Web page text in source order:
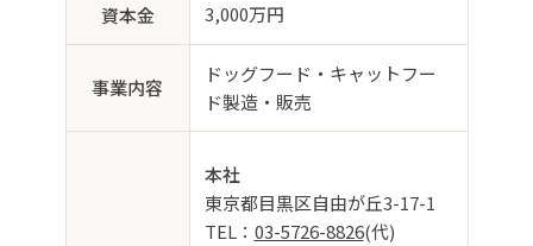
資本金 3,000万円
事業内容
ドッグフード・キャットフー
ド製造・販売
本社
東京都目黒区自由が丘3-17-1
TEL： 03-5726-8826(代)